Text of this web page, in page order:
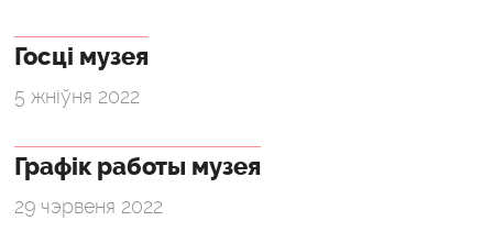
Госці музея
5 жніўня 2022
Графік работы музея
29 чэрвеня 2022